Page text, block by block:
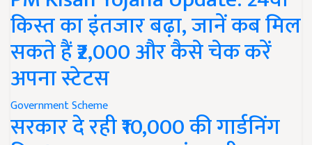
किस्त का इंतजार बढ़ा, जानें कब मिल
सकते हैं ₹2,000 और कैसे चेक करें
अपना स्टेटस
Government Scheme
सरकार दे रही ₹10,000 की गार्डनिंग